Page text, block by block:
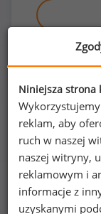
Jak
Niniejsza strona
reklam, aby
ruch w naszej
naszej witryny,
reklamowym i
informacje z
uzyskanymi